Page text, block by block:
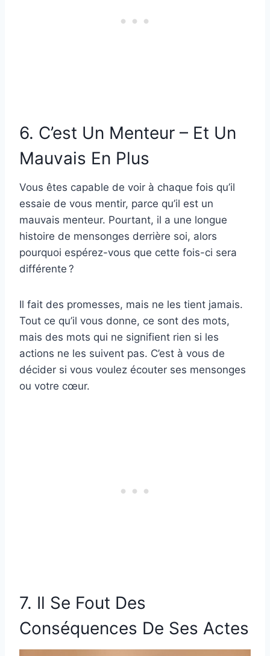
6. C’est Un Menteur – Et Un
Mauvais En Plus
Vous êtes capable de voir à chaque fois qu’il
essaie de vous mentir, parce qu’il est un
mauvais menteur. Pourtant, il a une longue
histoire de mensonges derrière soi, alors
pourquoi espérez-vous que cette fois-ci sera
différente ?
Il fait des promesses, mais ne les tient jamais.
Tout ce qu’il vous donne, ce sont des mots,
mais des mots qui ne signifient rien si les
actions ne les suivent pas. C’est à vous de
décider si vous voulez écouter ses mensonges
ou votre cœur.
7. Il Se Fout Des
Conséquences De Ses Actes